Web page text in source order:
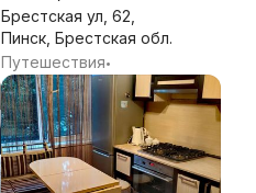
Брестская ул, 62,
Пинск, Брестская обл.
Путешествия•